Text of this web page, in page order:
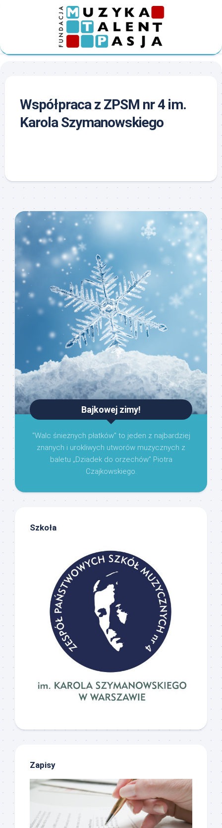
Współpraca z ZPSM nr 4 im.
Karola Szymanowskiego
Bajkowej zimy!
"Walc śnieżnych płatków" to jeden z najbardziej
znanych i urokliwych utworów muzycznych z
baletu „Dziadek do orzechów” Piotra
Czajkowskiego.
Szkoła
Zapisy